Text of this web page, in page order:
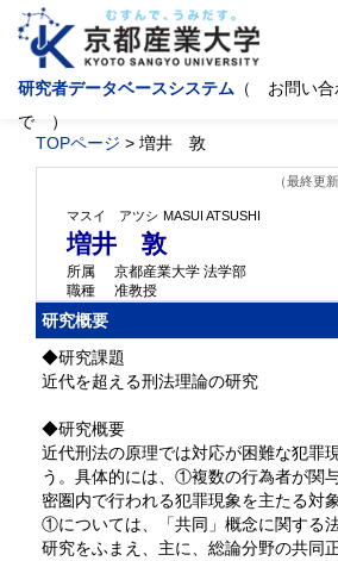
研究者データベースシステム （ お問い合
で ）
TOPページ > 増井 敦
（最終更
マスイ アツシ MASUI ATSUSHI
増井 敦
所属
京都産業大学 法学部
職種
准教授
研究概要
◆研究課題
近代を超える刑法理論の研究
◆研究概要
近代刑法の原理では対応が困難な犯罪
う。具体的には、①複数の行為者が関
密圏内で行われる犯罪現象を主たる対
①については、「共同」概念に関する
研究をふまえ、主に、総論分野の共同